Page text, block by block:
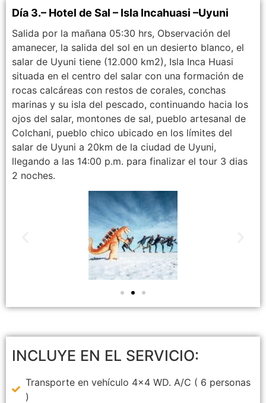
Día 3.– Hotel de Sal – Isla Incahuasi –Uyuni
Salida por la mañana 05:30 hrs, Observación del
amanecer, la salida del sol en un desierto blanco, el
salar de Uyuni tiene (12.000 km2), Isla Inca Huasi
situada en el centro del salar con una formación de
rocas calcáreas con restos de corales, conchas
marinas y su isla del pescado, continuando hacia los
ojos del salar, montones de sal, pueblo artesanal de
Colchani, pueblo chico ubicado en los límites del
salar de Uyuni a 20km de la ciudad de Uyuni,
llegando a las 14:00 p.m. para finalizar el tour 3 dias
2 noches.
INCLUYE EN EL SERVICIO:
Transporte en vehículo 4x4 WD. A/C ( 6 personas
)